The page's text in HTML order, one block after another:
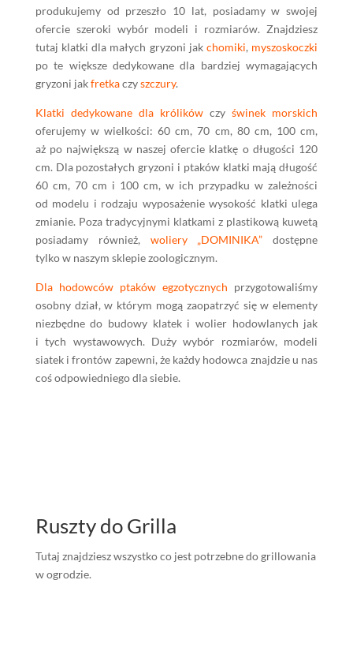
produkujemy od przeszło 10 lat, posiadamy w swojej
ofercie szeroki wybór modeli i rozmiarów. Znajdziesz
tutaj klatki dla małych gryzoni jak chomiki, myszoskoczki
po te większe dedykowane dla bardziej wymagających
gryzoni jakfretkaczyszczury.
Klatki dedykowane dla królików czyświnek morskich
oferujemy w wielkości: 60 cm, 70 cm, 80 cm, 100 cm,
aż po największą w naszej ofercie klatkę o długości 120
cm. Dla pozostałych gryzoni i ptaków klatki mają długość
60 cm, 70 cm i 100 cm, w ich przypadku w zależności
od modelu i rodzaju wyposażenie wysokość klatki ulega
zmianie. Poza tradycyjnymi klatkami z plastikową kuwetą
posiadamy również, woliery „DOMINIKA” dostępne
tylko w naszym sklepie zoologicznym.
Dla hodowców ptaków egzotycznych przygotowaliśmy
osobny dział, w którym mogą zaopatrzyć się w elementy
niezbędne do budowy klatek i wolier hodowlanych jak
i tych wystawowych. Duży wybór rozmiarów, modeli
siatek i frontów zapewni, że każdy hodowca znajdzie u nas
coś odpowiedniego dla siebie.
Ruszty do Grilla
Tutaj znajdziesz wszystko co jest potrzebne do grillowania
w ogrodzie.